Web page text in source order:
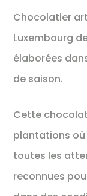
Chocolatier
Luxembourg
élaborées
de saison.
Cette
plantations
toutes les
reconnues